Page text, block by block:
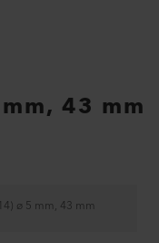
43 mm
ø 5 mm, 43 mm